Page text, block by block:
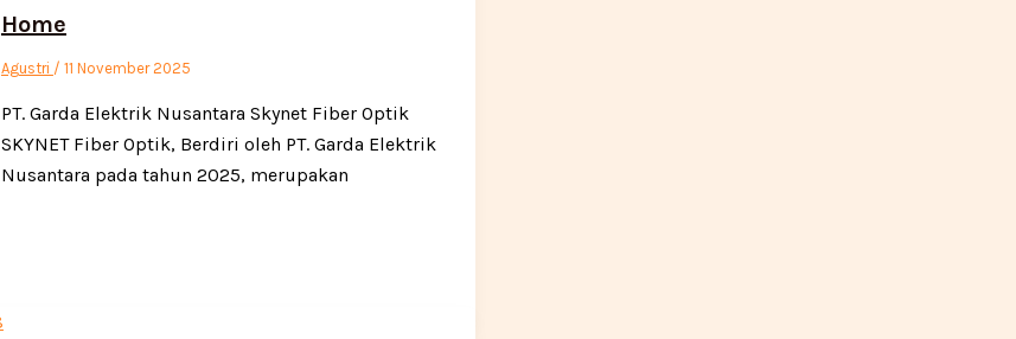
Home
Agustri / 11 November 2025
PT. Garda Elektrik Nusantara Skynet Fiber Optik
SKYNET Fiber Optik, Berdiri oleh PT. Garda Elektrik
Nusantara pada tahun 2025, merupakan